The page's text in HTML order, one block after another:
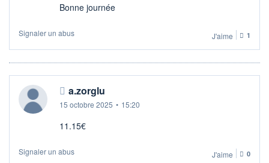
Bonne journée
Signaler un abus J'aime 1
a.zorglu
15 octobre 2025 • 15:20
11.15€
Signaler un abus J'aime 0